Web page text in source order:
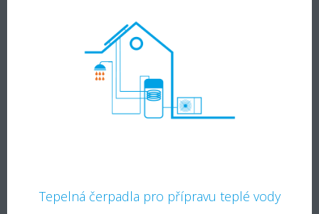
Tepelná čerpadla pro přípravu teplé vody